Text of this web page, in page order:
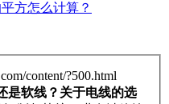
方怎么计算？
content/?500.html
是软线？关于电线的选